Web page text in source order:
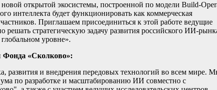
открытой экосистемы, построенной по модели Build-
интеллекта будет функционировать как коммерческая
Приглашаем присоединиться к этой работе ведущие
решать стратегическую задачу развития российского ИИ-
уровне».
Фонда «Сколково»:
развития и внедрения передовых технологий во всем мире.
по разработке и масштабированию ИИ совместно с